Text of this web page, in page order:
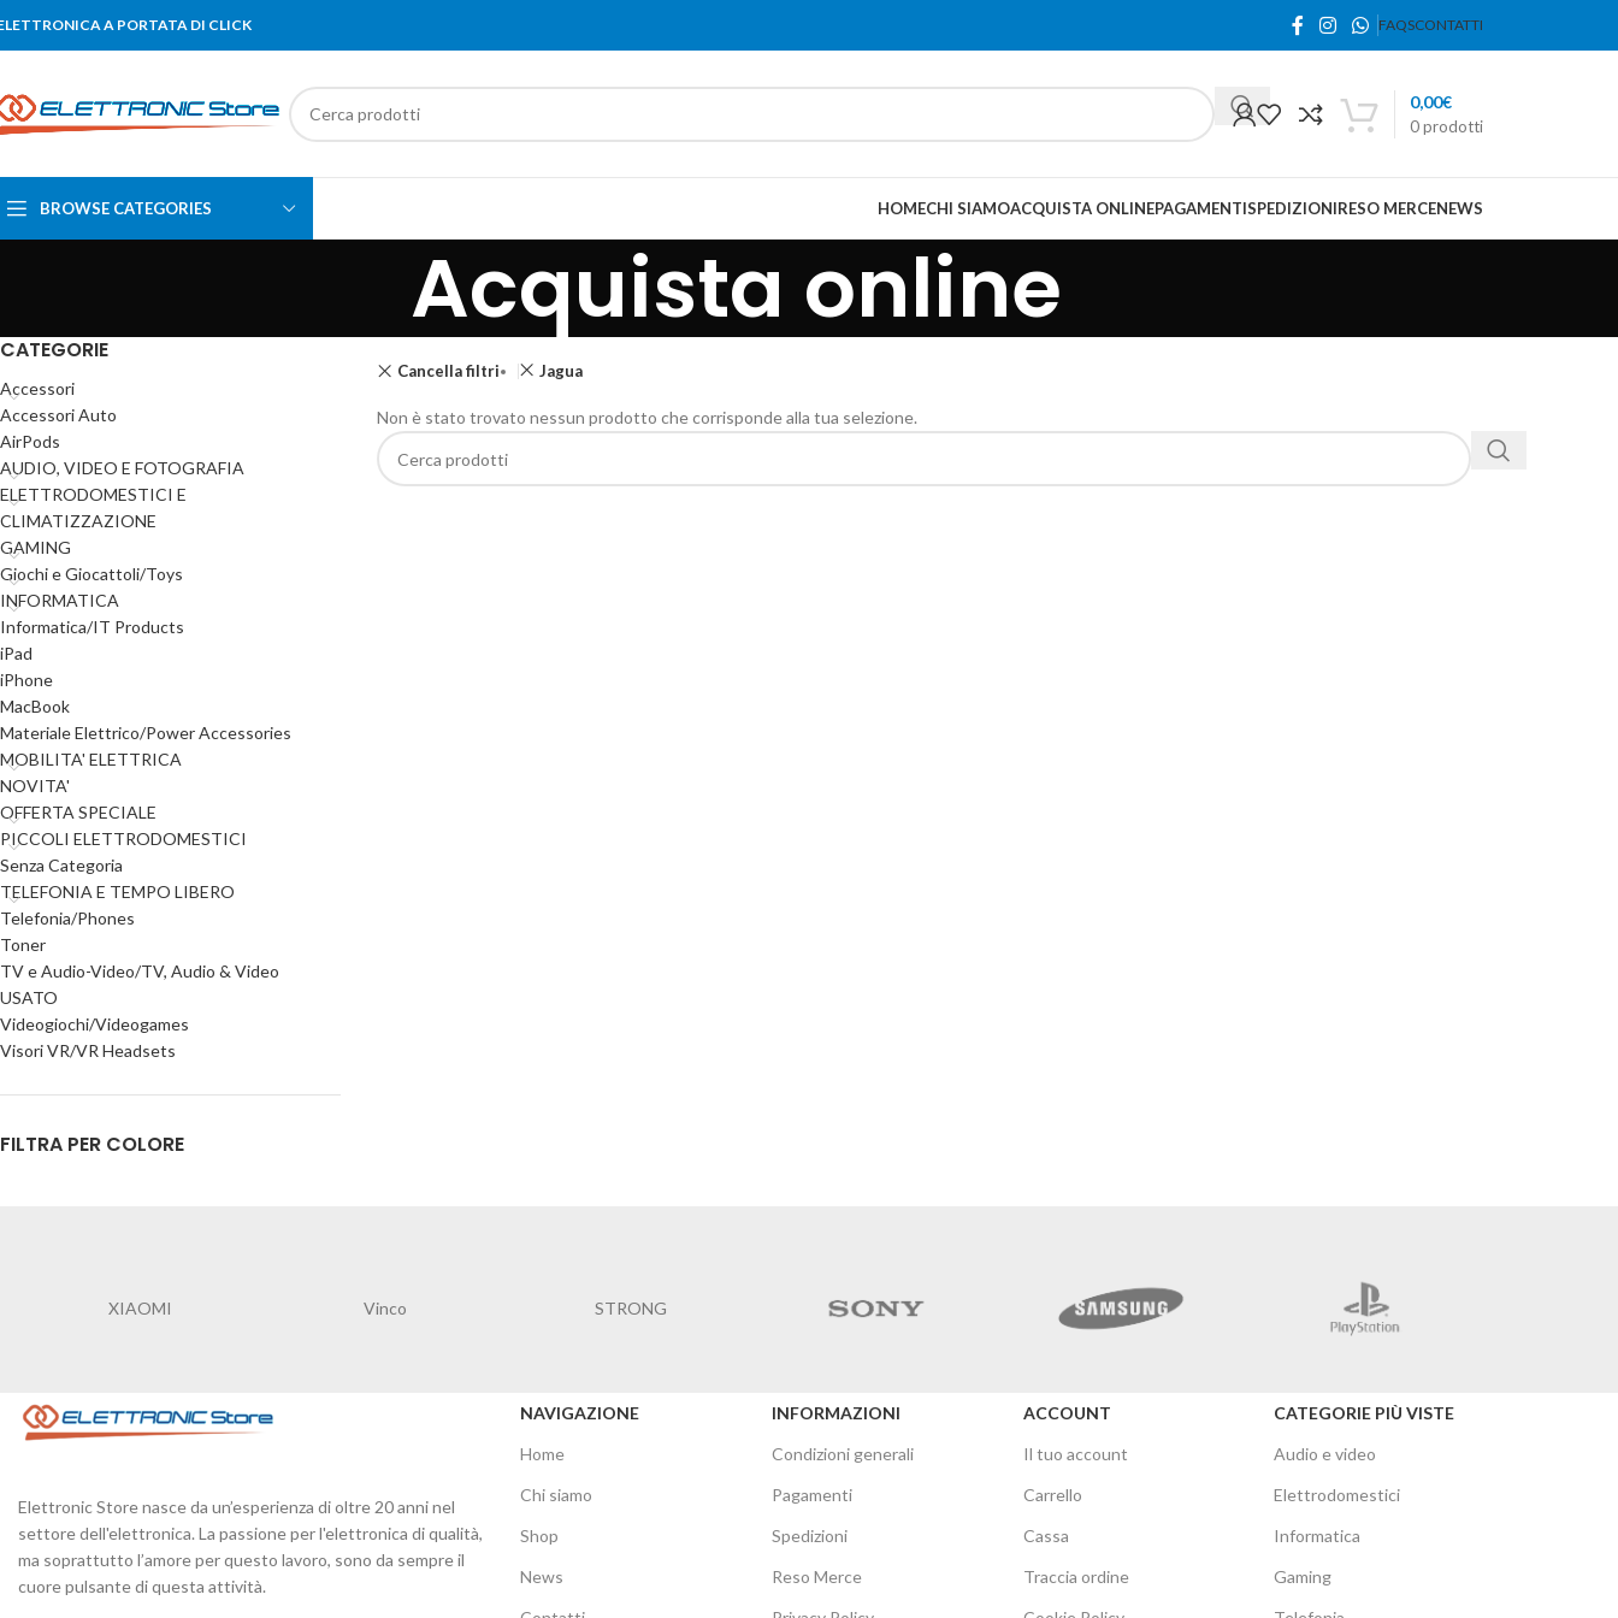
A PORTATA DI CLICK FAQSCONTATTI
0prodotti
0,00€
BROWSE CATEGORIES HOMECHI SIAMOACQUISTA ONLINEPAGAMENTISPEDIZIONIRESO MERCENEWS
Acquista online
CATEGORIE
Accessori
Accessori Auto
AirPods
AUDIO, VIDEO E FOTOGRAFIA
ELETTRODOMESTICI E
CLIMATIZZAZIONE
GAMING
Giochi e Giocattoli/Toys
INFORMATICA
Informatica/IT Products
iPad
iPhone
MacBook
Materiale Elettrico/Power Accessories
MOBILITA' ELETTRICA
NOVITA'
OFFERTA SPECIALE
PICCOLI ELETTRODOMESTICI
Senza Categoria
TELEFONIA E TEMPO LIBERO
Telefonia/Phones
Toner
TV e Audio-Video/TV, Audio & Video
USATO
Videogiochi/Videogames
Visori VR/VR Headsets
FILTRA PER COLORE
Cancella filtri Jagua
Non è stato trovato nessun prodotto che corrisponde alla tua selezione.
XIAOMI Vinco STRONG
Elettronic Store nasce da un’esperienza di oltre 20 anni nel
settore dell'elettronica. La passione per l'elettronica di qualità,
ma soprattutto l’amore per questo lavoro, sono da sempre il
cuore pulsante di questa attività.
NAVIGAZIONE
Home
Chi siamo
Shop
News
INFORMAZIONI
Condizioni generali
Pagamenti
Spedizioni
Reso Merce
ACCOUNT
Il tuo account
Carrello
Cassa
Traccia ordine
CATEGORIE PIÙ VISTE
Audio e video
Elettrodomestici
Informatica
Gaming